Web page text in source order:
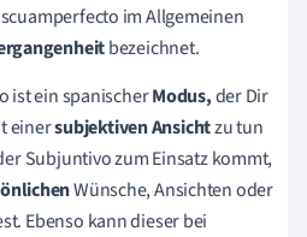
im Allgemeinen
bezeichnet.
ist ein spanischerModus,der Dir
einersubjektiven Ansichtzu tun
Subjuntivo zum Einsatz kommt,
Wünsche, Ansichten oder
Ebenso kann dieser bei